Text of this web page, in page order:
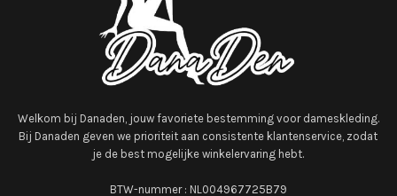
Welkom bij Danaden, jouw favoriete bestemming voor dameskleding.
Bij Danaden geven we prioriteit aan consistente klantenservice, zodat
je de best mogelijke winkelervaring hebt.
BTW-nummer : NL004967725B79